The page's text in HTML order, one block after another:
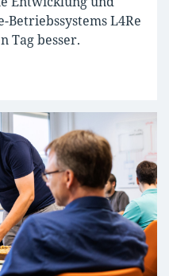
Betriebssystems L4Re
Tag besser.